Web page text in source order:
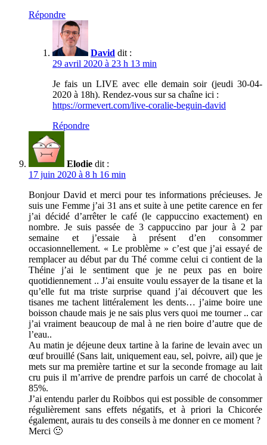
Répondre
David dit :
29 avril 2020 à 23 h 13 min
Je fais un LIVE avec elle demain soir (jeudi 30-04-
2020 à 18h). Rendez-vous sur sa chaîne ici :
https://ormevert.com/live-coralie-beguin-david
Répondre
Elodie dit :
17 juin 2020 à 8 h 16 min
Bonjour David et merci pour tes informations précieuses. Je
suis une Femme j’ai 31 ans et suite à une petite carence en fer
j’ai décidé d’arrêter le café (le cappuccino exactement) en
nombre. Je suis passée de 3 cappuccino par jour à 2 par
semaine et j’essaie à présent d’en consommer
occasionnellement. « Le problème » c’est que j’ai essayé de
remplacer au début par du Thé comme celui ci contient de la
Théine j’ai le sentiment que je ne peux pas en boire
quotidiennement .. J’ai ensuite voulu essayer de la tisane et la
qu’elle fut ma triste surprise quand j’ai découvert que les
tisanes me tachent littéralement les dents… j’aime boire une
boisson chaude mais je ne sais plus vers quoi me tourner .. car
j’ai vraiment beaucoup de mal à ne rien boire d’autre que de
l’eau..
Au matin je déjeune deux tartine à la farine de levain avec un
œuf brouillé (Sans lait, uniquement eau, sel, poivre, ail) que je
mets sur ma première tartine et sur la seconde fromage au lait
cru puis il m’arrive de prendre parfois un carré de chocolat à
85%.
J’ai entendu parler du Roibbos qui est possible de consommer
régulièrement sans effets négatifs, et à priori la Chicorée
également, aurais tu des conseils à me donner en ce moment ?
Merci 🙂